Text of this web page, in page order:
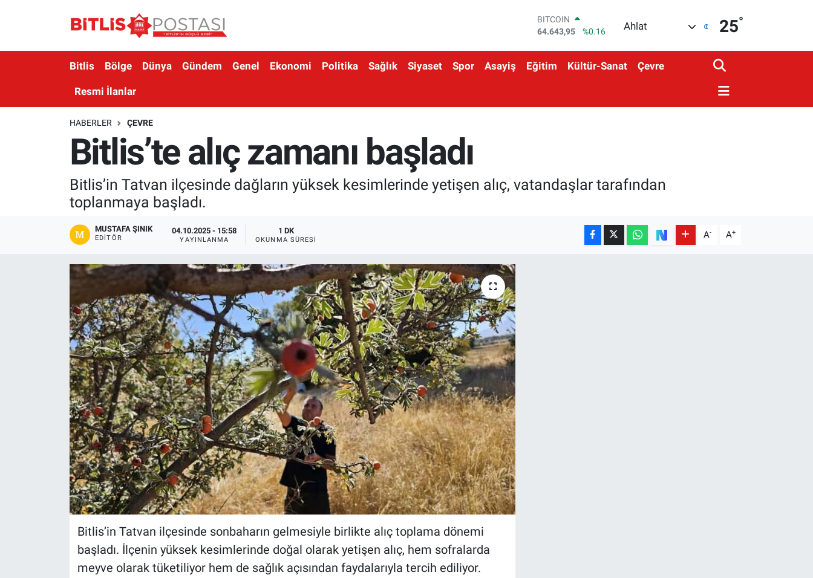
DOLAR
47,6006
%0.06
STERLİN
Ahlat 25°
Bitlis Bölge Dünya Gündem Genel Ekonomi Politika Sağlık Siyaset Spor Asayiş Eğitim Kültür-Sanat Çevre
Resmi İlanlar
HABERLER ÇEVRE
Bitlis’te alıç zamanı başladı
Bitlis’in Tatvan ilçesinde dağların yüksek kesimlerinde yetişen alıç, vatandaşlar tarafından
toplanmaya başladı.
MUSTAFA ŞINIK
EDITÖR
04.10.2025 - 15:58
YAYINLANMA
1 DK
OKUNMA SÜRESI A- A+
Bitlis’in Tatvan ilçesinde sonbaharın gelmesiyle birlikte alıç toplama dönemi
başladı. İlçenin yüksek kesimlerinde doğal olarak yetişen alıç, hem sofralarda
meyve olarak tüketiliyor hem de sağlık açısından faydalarıyla tercih ediliyor.
Bölge
Ekonomi
Kültür-Sanat
Magazin
Politika
Resmi İlanlar
Bitlis Trafik Yoğunluk Haritası
Süper Lig Puan Durumu ve Fikstür
Son Dakika Haberleri
Haber Arşivi